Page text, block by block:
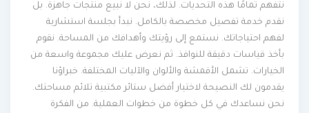
نتفهم تمامًا هذه التحديات. لذلك، نحن لا نبيع منتجات جاهزة. بل
نقدم خدمة تفصيل مخصصة بالكامل. نبدأ بجلسة استشارية
لفهم احتياجاتك. نستمع إلى رؤيتك وأهدافك من المساحة. نقوم
بأخذ قياسات دقيقة للنوافذ. ثم نعرض عليك مجموعة واسعة من
الخيارات. تشمل الأقمشة والألوان والآليات المختلفة. خبراؤنا
يقدمون لك النصيحة لاختيار أفضل ستائر مكتبية تلائم مساحتك.
نحن نساعدك في كل خطوة من خطوات العملية. من الفكرة